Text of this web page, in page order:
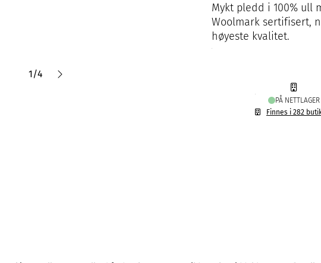
1/4
Mykt pledd i 100% ull
Woolmark sertifisert,
høyeste kvalitet.
PÅ NETTLAGER
Finnes i 282